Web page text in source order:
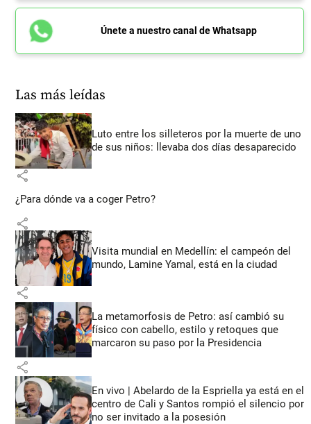
Únete a nuestro canal de Whatsapp
Las más leídas
Luto entre los silleteros por la muerte de uno
de sus niños: llevaba dos días desaparecido
share
¿Para dónde va a coger Petro?
share
Visita mundial en Medellín: el campeón del
mundo, Lamine Yamal, está en la ciudad
share
La metamorfosis de Petro: así cambió su
físico con cabello, estilo y retoques que
marcaron su paso por la Presidencia
share
En vivo | Abelardo de la Espriella ya está en el
centro de Cali y Santos rompió el silencio por
no ser invitado a la posesión